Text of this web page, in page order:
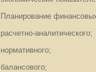
Планирование
расчетно-аналитического;
нормативного;
балансового;